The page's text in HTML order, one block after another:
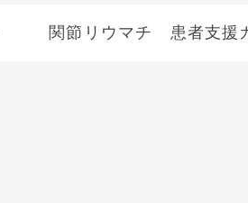
関節リウマチ 患者支援